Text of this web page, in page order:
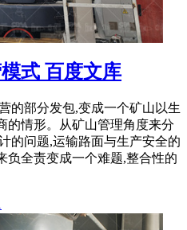
式 百度文库
的部分发包,变成一个矿山以生
的情形。从矿山管理角度来分
的问题,运输路面与生产安全的
负全责变成一个难题,整合性的